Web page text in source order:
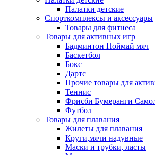
Палатки детские
Спорткомплексы и аксессуары
Товары для фитнеса
Товары для активных игр
Бадминтон Поймай мяч
Баскетбол
Бокс
Дартс
Прочие товары для
Теннис
Фрисби Бумеранги
Футбол
Товары для плавания
Жилеты для плавания
Круги,мячи надувные
Маски и трубки, ласты